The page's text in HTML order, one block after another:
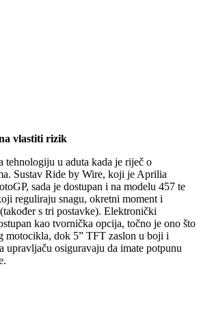
vlastiti rizik
tehnologiju u aduta kada je riječ o
Sustav Ride by Wire, koji je Aprilia
sada je dostupan i na modelu 457 te
reguliraju snagu, okretni moment i
s tri postavke). Elektronički
kao tvornička opcija, točno je ono što
motocikla, dok 5” TFT zaslon u boji i
upravljaču osiguravaju da imate potpunu